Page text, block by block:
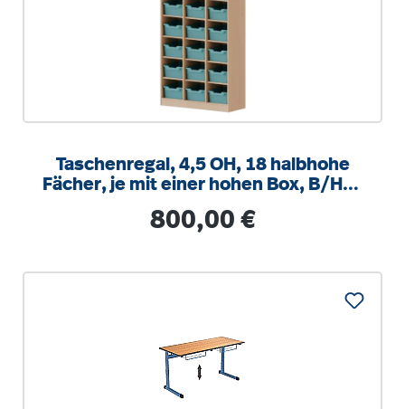
Taschenregal, 4,5 OH, 18 halbhohe
Fächer, je mit einer hohen Box, B/H/T
Regulärer Preis:
800,00 €